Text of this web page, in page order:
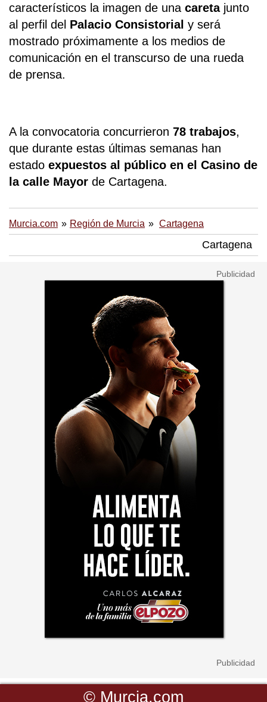
característicos la imagen de una careta junto
al perfil del Palacio Consistorial y será
mostrado próximamente a los medios de
comunicación en el transcurso de una rueda
de prensa.
A la convocatoria concurrieron 78 trabajos,
que durante estas últimas semanas han
estado expuestos al público en el Casino de
la calle Mayor de Cartagena.
Murcia.com Región de Murcia Cartagena
Cartagena
© Murcia.com